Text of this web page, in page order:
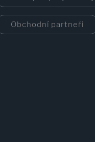
Obchodní partneři